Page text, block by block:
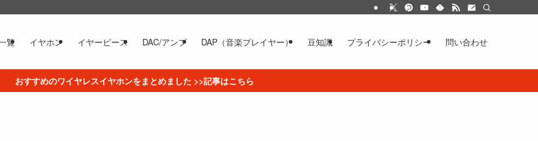
覧 イヤホン イヤーピース DAC/アンプ DAP（音楽プレイヤー） 豆知識 プライバシーポリシー 問い合わせ
おすすめのワイヤレスイヤホンをまとめました >>記事はこちら